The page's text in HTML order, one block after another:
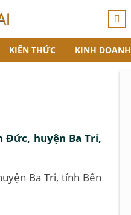
KIẾN THỨC KINH DOANH
Đức, huyện Ba Tri,
Ba Tri, tỉnh Bến